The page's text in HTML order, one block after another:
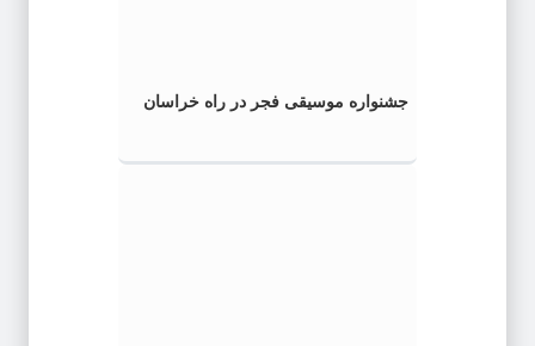
جشنواره موسیقی فجر در راه خراسان